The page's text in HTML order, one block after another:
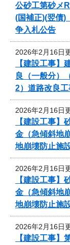
公砂工第砂メ
(国補正)(翌債
争入札公告
2026年2月16日
【建設工事
良（一般分）
2）道路改良工
2026年2月16日
【建設工事】
金（急傾斜地
地崩壊防止施
2026年2月16日
【建設工事】
金（急傾斜地
地崩壊防止施
2026年2月16日
【建設工事